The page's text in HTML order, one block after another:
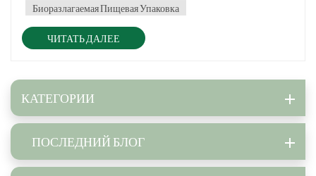
Биоразлагаемая Пищевая Упаковка
ЧИТАТЬ ДАЛЕЕ
КАТЕГОРИИ
ПОСЛЕДНИЙ БЛОГ